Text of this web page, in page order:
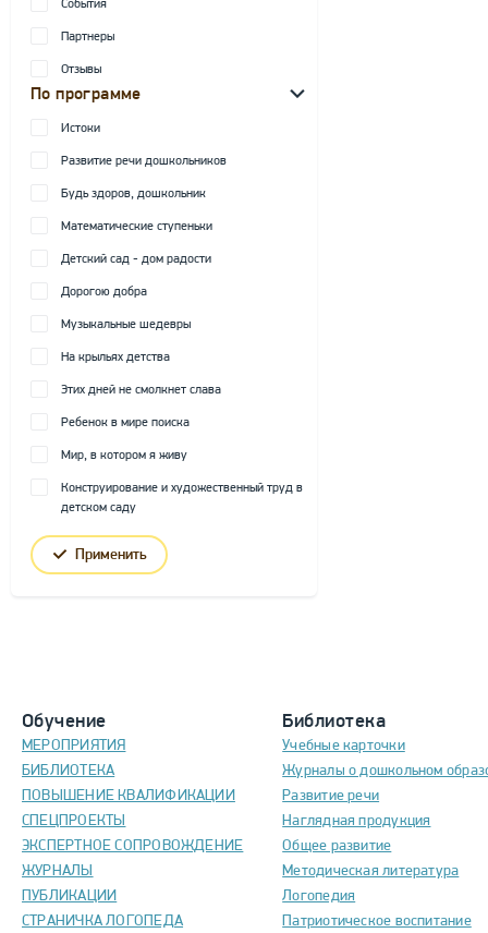
События
Партнеры
Отзывы
По программе
Истоки
Развитие речи дошкольников
Будь здоров, дошкольник
Математические ступеньки
Детский сад - дом радости
Дорогою добра
Музыкальные шедевры
На крыльях детства
Этих дней не смолкнет слава
Ребенок в мире поиска
Мир, в котором я живу
Конструирование и художественный труд в
детском саду
Применить
Обучение
МЕРОПРИЯТИЯ
БИБЛИОТЕКА
ПОВЫШЕНИЕ КВАЛИФИКАЦИИ
СПЕЦПРОЕКТЫ
ЭКСПЕРТНОЕ СОПРОВОЖДЕНИЕ
ЖУРНАЛЫ
ПУБЛИКАЦИИ
СТРАНИЧКА ЛОГОПЕДА
Библиотека
Учебные карточки
Журналы о дошкольном
Развитие речи
Наглядная продукция
Общее развитие
Методическая литература
Логопедия
Патриотическое воспитание